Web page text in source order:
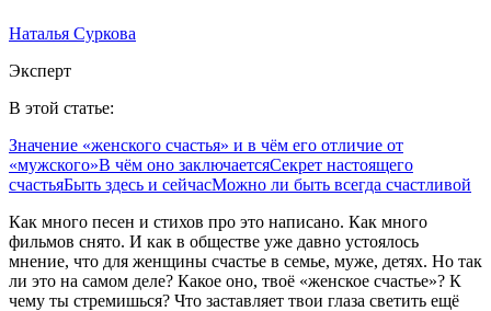
Наталья Суркова
Эксперт
В этой статье:
Значение «женского счастья» и в чём его отличие от
«мужского»В чём оно заключаетсяСекрет настоящего
счастьяБыть здесь и сейчасМожно ли быть всегда счастливой
Как много песен и стихов про это написано. Как много
фильмов снято. И как в обществе уже давно устоялось
мнение, что для женщины счастье в семье, муже, детях. Но так
ли это на самом деле? Какое оно, твоё «женское счастье»? К
чему ты стремишься? Что заставляет твои глаза светить ещё